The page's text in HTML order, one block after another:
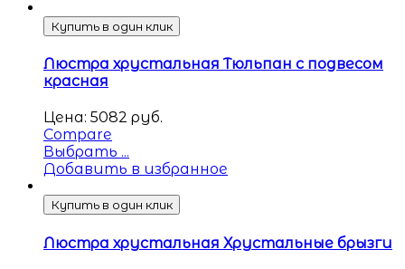
Купить в один клик
Люстра хрустальная Тюльпан с подвесом
красная
Цена: 5082 руб.
Compare
Выбрать ...
Добавить в избранное
Купить в один клик
Люстра хрустальная Хрустальные брызги